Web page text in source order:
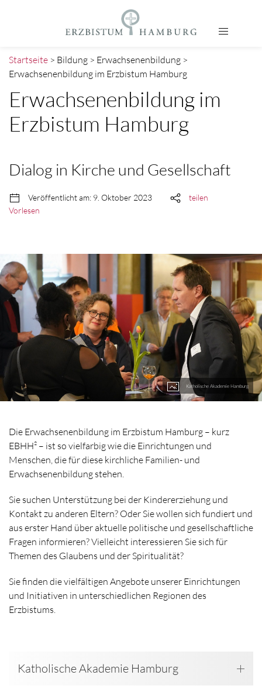
Startseite > Bildung > Erwachsenenbildung >
Erwachsenenbildung im Erzbistum Hamburg
Erwachsenenbildung im
Erzbistum Hamburg
Dialog in Kirche und Gesellschaft
Veröffentlicht am: 9. Oktober 2023
teilen
Vorlesen
Katholische Akademie Hamburg
Die Erwachsenenbildung im Erzbistum Hamburg – kurz
EBHH² – ist so vielfarbig wie die Einrichtungen und
Menschen, die für diese kirchliche Familien- und
Erwachsenenbildung stehen.
Sie suchen Unterstützung bei der Kindererziehung und
Kontakt zu anderen Eltern? Oder Sie wollen sich fundiert und
aus erster Hand über aktuelle politische und gesellschaftliche
Fragen informieren? Vielleicht interessieren Sie sich für
Themen des Glaubens und der Spiritualität?
Sie finden die vielfältigen Angebote unserer Einrichtungen
und Initiativen in unterschiedlichen Regionen des
Erzbistums.
Katholische Akademie Hamburg